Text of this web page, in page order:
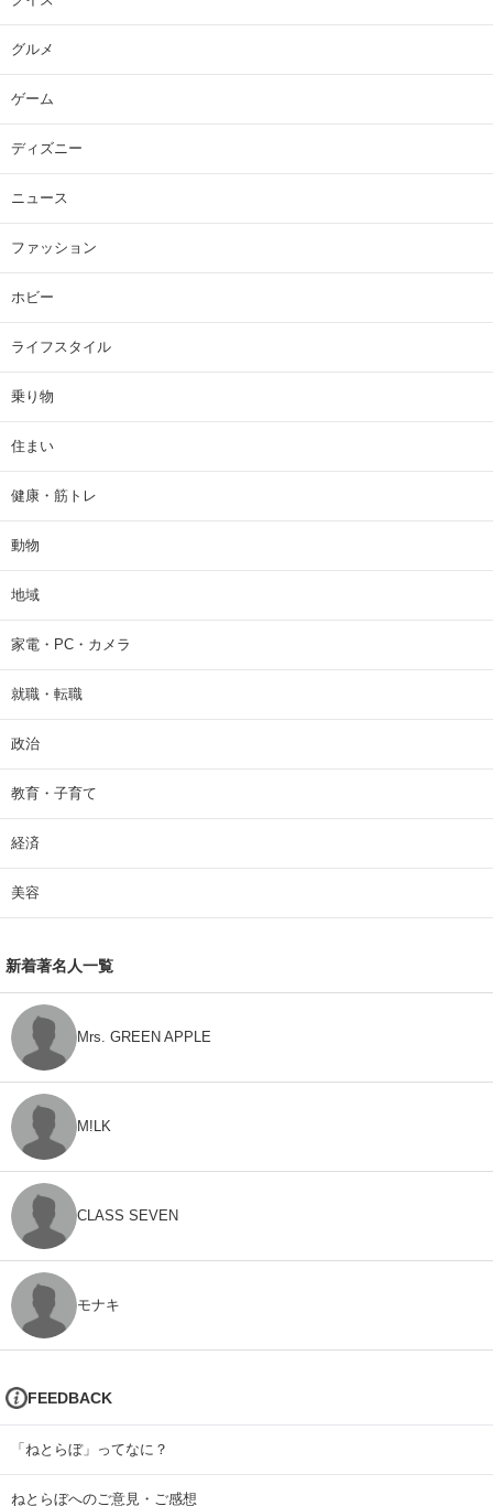
グルメ
ゲーム
ディズニー
ニュース
ファッション
ホビー
ライフスタイル
乗り物
住まい
健康・筋トレ
動物
地域
家電・PC・カメラ
就職・転職
政治
教育・子育て
経済
美容
新着著名人一覧
Mrs. GREEN APPLE
M!LK
CLASS SEVEN
モナキ
FEEDBACK
「ねとらぼ」ってなに？
ねとらぼへのご意見・ご感想